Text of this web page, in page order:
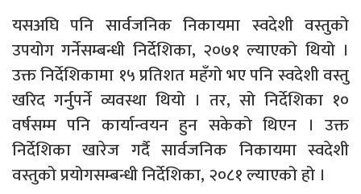
यसअघि पनि सार्वजनिक निकायमा स्वदेशी वस्तुको
उपयोग गर्नेसम्बन्धी निर्देशिका, २०७१ ल्याएको थियो ।
उक्त निर्देशिकामा १५ प्रतिशत महँगो भए पनि स्वदेशी वस्तु
खरिद गर्नुपर्ने व्यवस्था थियो । तर, सो निर्देशिका १०
वर्षसम्म पनि कार्यान्वयन हुन सकेको थिएन । उक्त
निर्देशिका खारेज गर्दै सार्वजनिक निकायमा स्वदेशी
वस्तुको प्रयोगसम्बन्धी निर्देशिका, २०८१ ल्याएको हो ।